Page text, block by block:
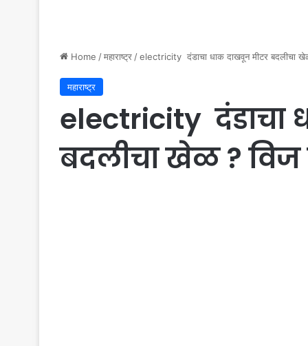
Home /महाराष्ट्र /electricity दंडाचा धाक दाखवून मीटर बदलीचा
महाराष्ट्र
electricity दंडाचा
बदलीचा खेळ ? विज